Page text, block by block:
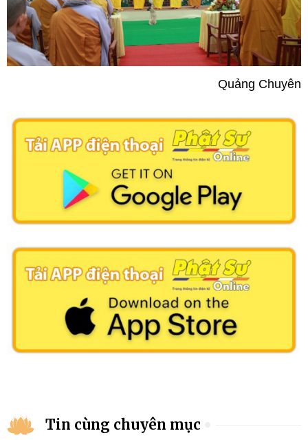
Quảng Chuyên
Tin cùng chuyên mục